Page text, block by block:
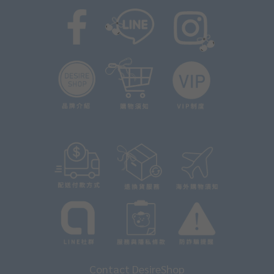
Contact DesireShop